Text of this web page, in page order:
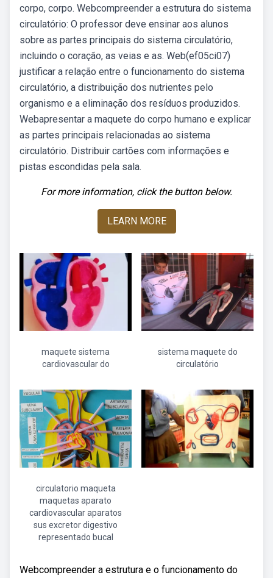
corpo, corpo. Webcompreender a estrutura do sistema
circulatório: O professor deve ensinar aos alunos
sobre as partes principais do sistema circulatório,
incluindo o coração, as veias e as. Web(ef05ci07)
justificar a relação entre o funcionamento do sistema
circulatório, a distribuição dos nutrientes pelo
organismo e a eliminação dos resíduos produzidos.
Webapresentar a maquete do corpo humano e explicar
as partes principais relacionadas ao sistema
circulatório. Distribuir cartões com informações e
pistas escondidas pela sala.
For more information, click the button below.
LEARN MORE
maquete sistema
cardiovascular do
sistema maquete do
circulatório
circulatorio maqueta
maquetas aparato
cardiovascular aparatos
sus excretor digestivo
representado bucal
Webcompreender a estrutura e o funcionamento do